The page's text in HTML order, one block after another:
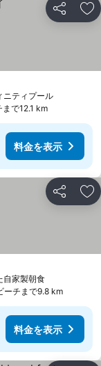
シェア お
ニティプール
で12.1 km
料金を表示
シェア お
自家製朝食
ーチまで9.8 km
料金を表示